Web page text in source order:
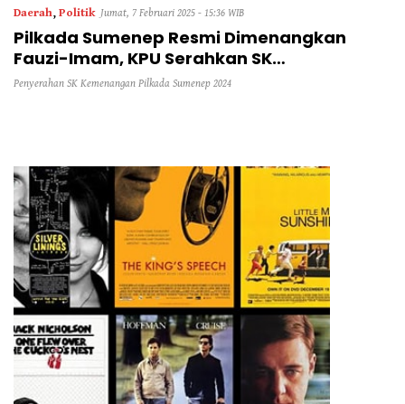
Daerah, Politik Jumat, 7 Februari 2025 - 15:36 WIB
Pilkada Sumenep Resmi Dimenangkan
Fauzi-Imam, KPU Serahkan SK
Kemenangan ke DPRD
Penyerahan SK Kemenangan Pilkada Sumenep 2024